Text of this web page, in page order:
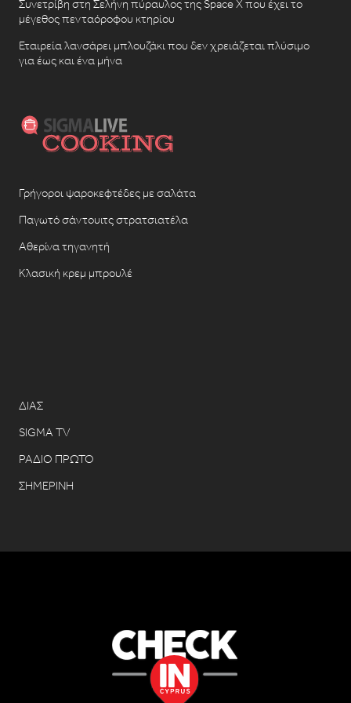
Συνετρίβη στη Σελήνη πύραυλος της Space X που έχει το
μέγεθος πενταόροφου κτηρίου
Εταιρεία λανσάρει μπλουζάκι που δεν χρειάζεται πλύσιμο
για έως και ένα μήνα
Γρήγοροι ψαροκεφτέδες με σαλάτα
Παγωτό σάντουιτς στρατσιατέλα
Αθερίνα τηγανητή
Κλασική κρεμ μπρουλέ
ΔΙΑΣ
SIGMA TV
ΡΑΔΙΟ ΠΡΩΤΟ
ΣΗΜΕΡΙΝΗ